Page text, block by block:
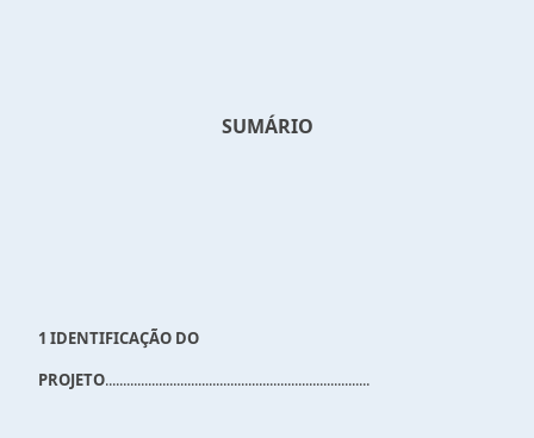
SUMÁRIO
1 IDENTIFICAÇÃO DO
PROJETO..........................................................................